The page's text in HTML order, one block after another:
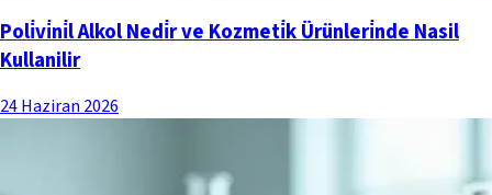
Poli̇vi̇ni̇l Alkol Nedi̇r ve Kozmeti̇k Ürünleri̇nde Nasil
Kullanilir
24 Haziran 2026